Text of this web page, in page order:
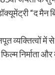
“द
व्यक्तित्वों
निर्माता